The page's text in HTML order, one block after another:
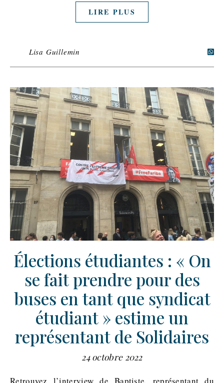
LIRE PLUS
Lisa Guillemin
Élections étudiantes : « On
se fait prendre pour des
buses en tant que syndicat
étudiant » estime un
représentant de Solidaires
24 octobre 2022